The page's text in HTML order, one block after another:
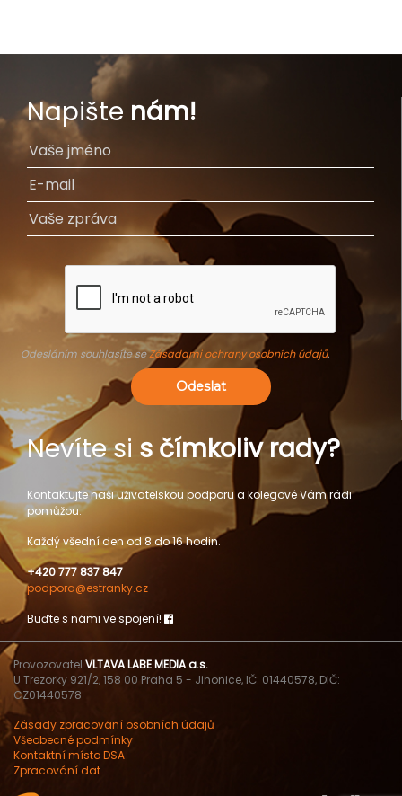
Napište nám!
Odesláním souhlasíte seZásadami ochrany osobních údajů.
Odeslat
Nevíte si s čímkoliv rady?
Kontaktujte naši uživatelskou podporu a kolegové Vám rádi
pomůžou.
Každý všední den od 8 do 16 hodin.
+420 777 837 847
podpora@estranky.cz
Buďte s námi ve spojení!
Provozovatel VLTAVA LABE MEDIA a.s.
U Trezorky 921/2, 158 00 Praha 5 - Jinonice, IČ: 01440578, DIČ:
CZ01440578
Zásady zpracování osobních údajů
Všeobecné podmínky
Kontaktní místo DSA
Zpracování dat